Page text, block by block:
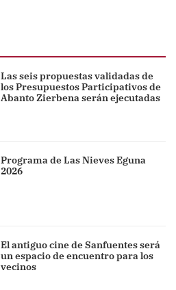
Las seis propuestas validadas de
los Presupuestos Participativos de
Abanto Zierbena serán ejecutadas
Programa de Las Nieves Eguna
2026
El antiguo cine de Sanfuentes será
un espacio de encuentro para los
vecinos